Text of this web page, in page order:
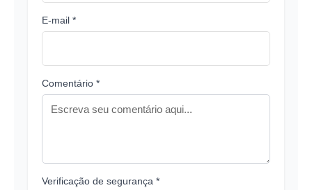
E-mail *
Comentário *
Verificação de segurança *